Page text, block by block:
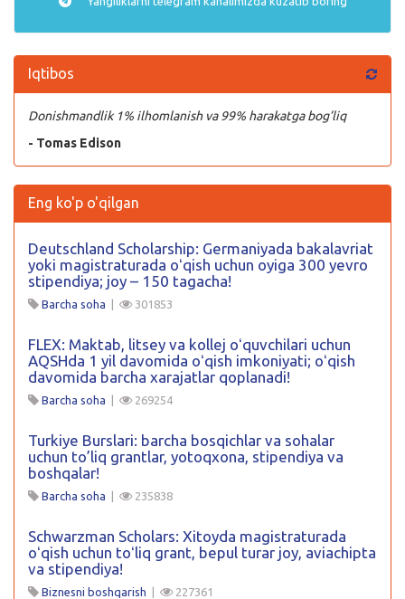
Iqtibos
Donishmandlik 1% ilhomlanish va 99% harakatga bog’liq
- Tomas Edison
Eng ko'p o'qilgan
Deutschland Scholarship: Germaniyada bakalavriat
yoki magistraturada oʻqish uchun oyiga 300 yevro
stipendiya; joy – 150 tagacha!
Barcha soha | 301853
FLEX: Maktab, litsey va kollej oʻquvchilari uchun
AQSHda 1 yil davomida oʻqish imkoniyati; oʻqish
davomida barcha xarajatlar qoplanadi!
Barcha soha | 269254
Turkiye Burslari: barcha bosqichlar va sohalar
uchun to’liq grantlar, yotoqxona, stipendiya va
boshqalar!
Barcha soha | 235838
Schwarzman Scholars: Xitoyda magistraturada
oʻqish uchun toʻliq grant, bepul turar joy, aviachipta
va stipendiya!
Biznesni boshqarish | 227361